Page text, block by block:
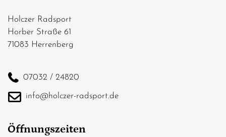
Holczer Radsport
Horber Straße 61
71083 Herrenberg
07032 / 24820
info@holczer-radsport.de
Öffnungszeiten